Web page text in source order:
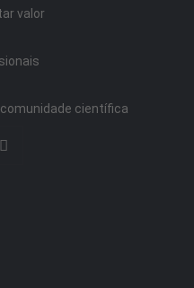
valor
científica